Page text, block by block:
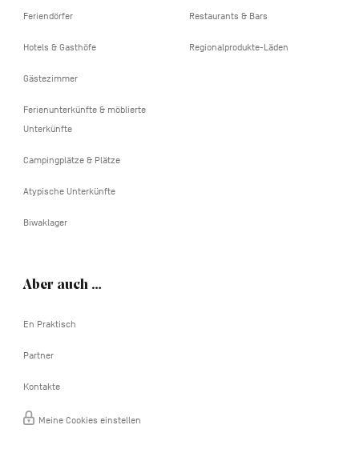
Feriendörfer
Hotels & Gasthöfe
Gästezimmer
Ferienunterkünfte & möblierte
Unterkünfte
Campingplätze & Plätze
Atypische Unterkünfte
Biwaklager
Restaurants & Bars
Regionalprodukte-Läden
Aber auch …
En Praktisch
Partner
Kontakte
Meine Cookies einstellen